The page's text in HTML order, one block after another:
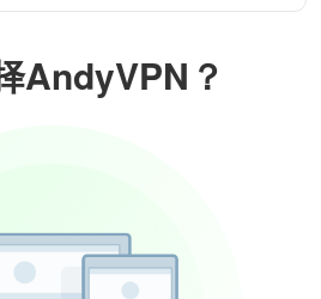
AndyVPN？